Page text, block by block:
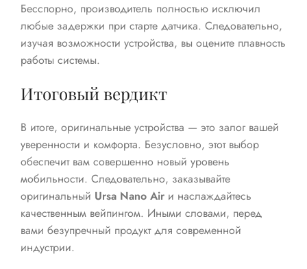
Бесспорно, производитель полностью исключил
любые задержки при старте датчика. Следовательно,
изучая возможности устройства, вы оцените плавность
работы системы.
Итоговый вердикт
В итоге, оригинальные устройства — это залог вашей
уверенности и комфорта. Безусловно, этот выбор
обеспечит вам совершенно новый уровень
мобильности. Следовательно, заказывайте
оригинальный Ursa Nano Air и наслаждайтесь
качественным вейпингом. Иными словами, перед
вами безупречный продукт для современной
индустрии.